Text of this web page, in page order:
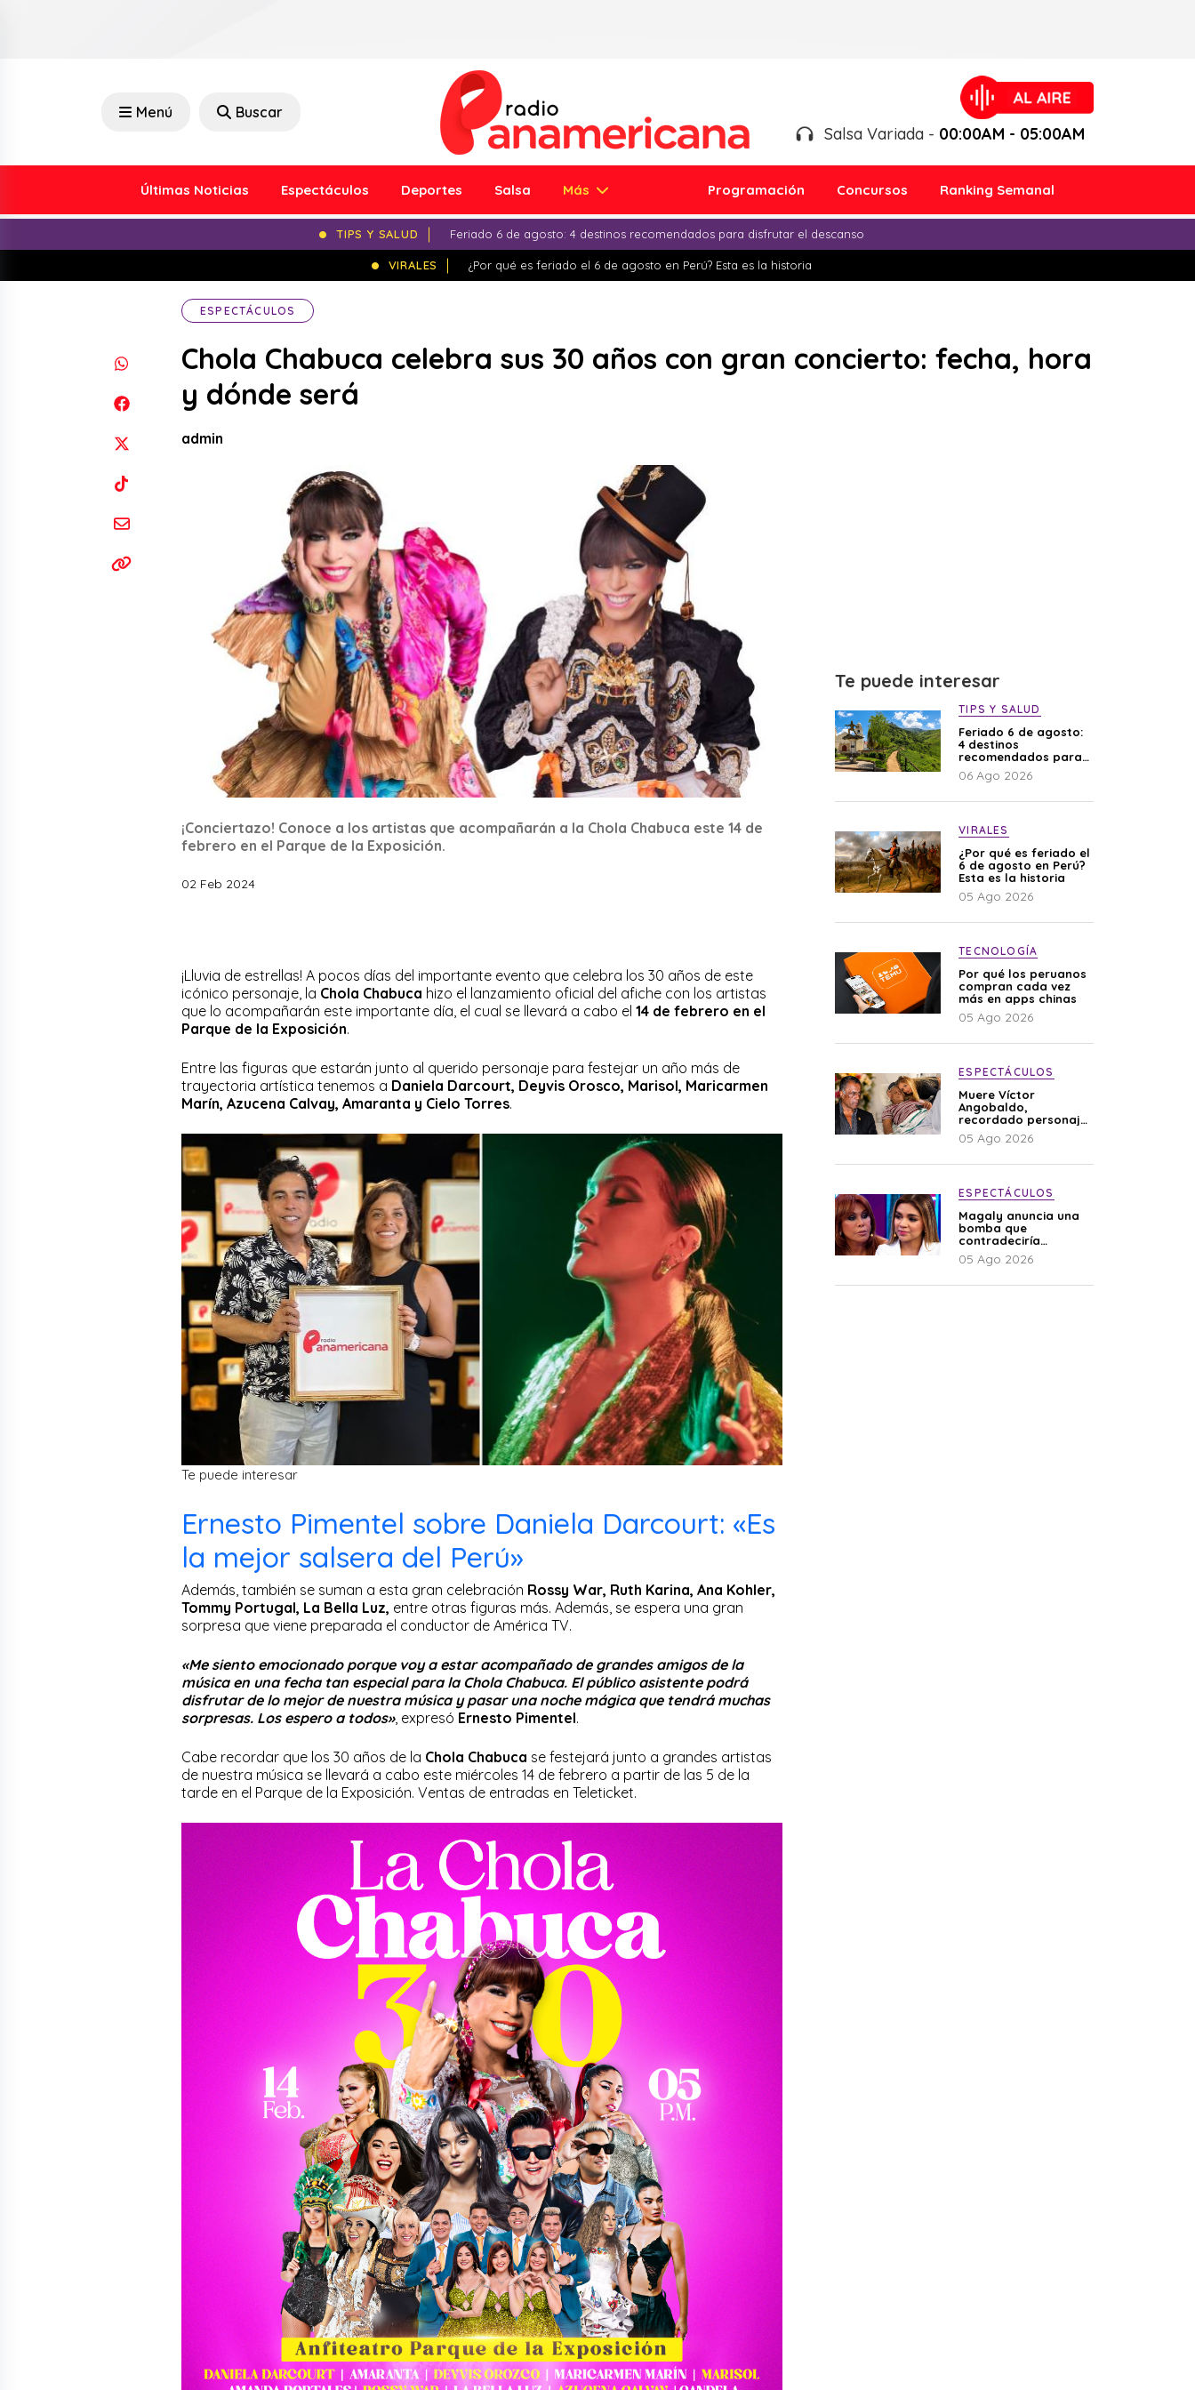
Menú Buscar
Salsa Variada - 00:00AM - 05:00AM
Últimas Noticias Espectáculos Deportes Salsa Más Programación Concursos Ranking Semanal
TIPS Y SALUD Feriado 6 de agosto: 4 destinos recomendados para disfrutar el descanso
VIRALES ¿Por qué es feriado el 6 de agosto en Perú? Esta es la historia
ESPECTÁCULOS
Chola Chabuca celebra sus 30 años con gran concierto: fecha, hora
y dónde será
admin
¡Conciertazo! Conoce a los artistas que acompañarán a la Chola Chabuca este 14 de
febrero en el Parque de la Exposición.
02 Feb 2024
¡Lluvia de estrellas! A pocos días del importante evento que celebra los 30 años de este
icónico personaje, la Chola Chabuca hizo el lanzamiento oficial del afiche con los artistas
que lo acompañarán este importante día, el cual se llevará a cabo el 14 de febrero en el
Parque de la Exposición.
Entre las figuras que estarán junto al querido personaje para festejar un año más de
trayectoria artística tenemos a Daniela Darcourt, Deyvis Orosco, Marisol, Maricarmen
Marín, Azucena Calvay, Amaranta y Cielo Torres.
Te puede interesar
Ernesto Pimentel sobre Daniela Darcourt: «Es
la mejor salsera del Perú»
Además, también se suman a esta gran celebración Rossy War, Ruth Karina, Ana Kohler,
Tommy Portugal, La Bella Luz, entre otras figuras más. Además, se espera una gran
sorpresa que viene preparada el conductor de América TV.
«Me siento emocionado porque voy a estar acompañado de grandes amigos de la
música en una fecha tan especial para la Chola Chabuca. El público asistente podrá
disfrutar de lo mejor de nuestra música y pasar una noche mágica que tendrá muchas
sorpresas. Los espero a todos», expresó Ernesto Pimentel.
Cabe recordar que los 30 años de la Chola Chabuca se festejará junto a grandes artistas
de nuestra música se llevará a cabo este miércoles 14 de febrero a partir de las 5 de la
tarde en el Parque de la Exposición. Ventas de entradas en Teleticket.
Te puede interesar
TIPS Y SALUD
Feriado 6 de agosto:
4 destinos
recomendados para
disfrutar el descanso
06 Ago 2026
VIRALES
¿Por qué es feriado el
6 de agosto en Perú?
Esta es la historia
05 Ago 2026
TECNOLOGÍA
Por qué los peruanos
compran cada vez
más en apps chinas
05 Ago 2026
ESPECTÁCULOS
Muere Víctor
Angobaldo,
recordado personaje
de la farándula y
expareja de Shirley
05 Ago 2026
ESPECTÁCULOS
Magaly anuncia una
bomba que
contradeciría
comunicado de La
Bella Luz: “Hay un
05 Ago 2026